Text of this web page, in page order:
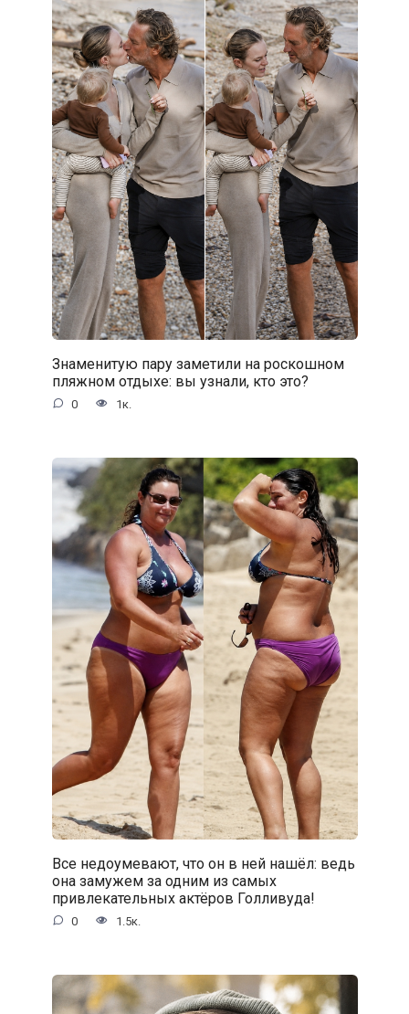
Знаменитую пару заметили на роскошном
пляжном отдыхе: вы узнали, кто это?
0 1к.
Все недоумевают, что он в ней нашёл: ведь
она замужем за одним из самых
привлекательных актёров Голливуда!
0 1.5к.